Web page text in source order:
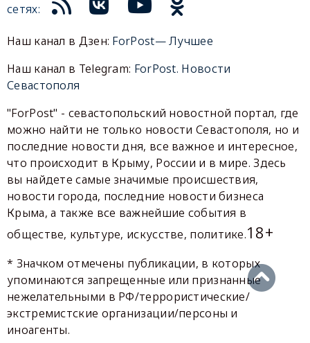
сетях:
Наш канал в Дзен: ForPost— Лучшее
Наш канал в Telegram: ForPost. Новости
Севастополя
"ForPost" - севастопольский новостной портал, где
можно найти не только новости Севастополя, но и
последние новости дня, все важное и интересное,
что происходит в Крыму, России и в мире. Здесь
вы найдете самые значимые происшествия,
новости города, последние новости бизнеса
Крыма, а также все важнейшие события в
обществе, культуре, искусстве, политике.18+
* Значком отмечены публикации, в которых
упоминаются запрещенные или признанные
нежелательными в РФ/террористические/
экстремистские организации/персоны и
иноагенты.